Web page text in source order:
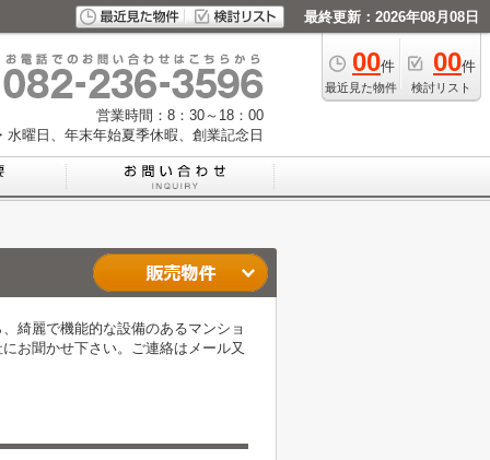
最終更新：2026年08月08日
00件
最近見た物件
00件
検討リスト
営業時間：8：30～18：00
曜日、年末年始夏季休暇、創業記念日
綺麗で機能的な設備のあるマンショ
お聞かせ下さい。ご連絡はメール又